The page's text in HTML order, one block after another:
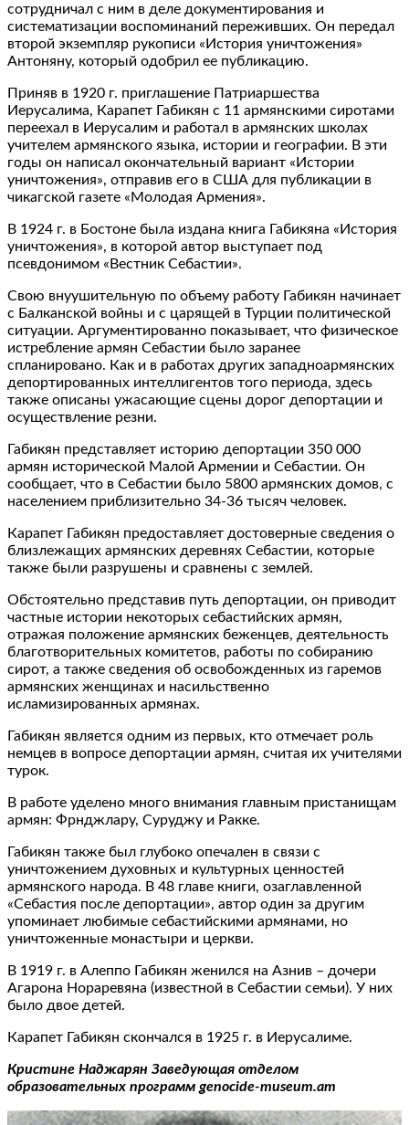
сотрудничал с ним в деле документирования и
систематизации воспоминаний переживших. Он передал
второй экземпляр рукописи «История уничтожения»
Антоняну, который одобрил ее публикацию.
Приняв в 1920 г. приглашение Патриаршества
Иерусалима, Карапет Габикян с 11 армянскими сиротами
переехал в Иерусалим и работал в армянских школах
учителем армянского языка, истории и географии. В эти
годы он написал окончательный вариант «Истории
уничтожения», отправив его в США для публикации в
чикагской газете «Молодая Армения».
В 1924 г. в Бостоне была издана книга Габикяна «История
уничтожения», в которой автор выступает под
псевдонимом «Вестник Себастии».
Свою внуушительную по объему работу Габикян начинает
с Балканской войны и с царящей в Турции политической
ситуации. Аргументированно показывает, что физическое
истребление армян Себастии было заранее
спланировано. Как и в работах других западноармянских
депортированных интеллигентов того периода, здесь
также описаны ужасающие сцены дорог депортации и
осуществление резни.
Габикян представляет историю депортации 350 000
армян исторической Малой Армении и Себастии. Он
сообщает, что в Себастии было 5800 армянских домов, с
населением приблизительно 34-36 тысяч человек.
Карапет Габикян предоставляет достоверные сведения о
близлежащих армянских деревнях Себастии, которые
также были разрушены и сравнены с землей.
Обстоятельно представив путь депортации, он приводит
частные истории некоторых себастийских армян,
отражая положение армянских беженцев, деятельность
благотворительных комитетов, работы по собиранию
сирот, а также сведения об освобожденных из гаремов
армянских женщинах и насильственно
исламизированных армянах.
Габикян является одним из первых, кто отмечает роль
немцев в вопросе депортации армян, считая их учителями
турок.
В работе уделено много внимания главным пристанищам
армян: Фрнджлару, Суруджу и Ракке.
Габикян также был глубоко опечален в связи с
уничтожением духовных и культурных ценностей
армянского народа. В 48 главе книги, озаглавленной
«Себастия после депортации», автор один за другим
упоминает любимые себастийскими армянами, но
уничтоженные монастыри и церкви.
В 1919 г. в Алеппо Габикян женился на Азнив – дочери
Агарона Нораревяна (известной в Себастии семьи). У них
было двое детей.
Карапет Габикян скончался в 1925 г. в Иерусалиме.
Кристине Наджарян Заведующая отделом
образовательных программ genocide-museum.am